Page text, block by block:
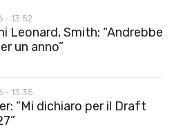
- 13:52
Leonard, Smith: “Andrebbe
un anno”
- 13:35
“Mi dichiaro per il Draft